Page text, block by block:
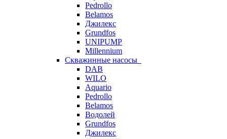
Pedrollo
Belamos
Джилекс
Grundfos
UNIPUMP
Millennium
Скважинные насосы
DAB
WILO
Aquario
Pedrollo
Belamos
Водолей
Grundfos
Джилекс